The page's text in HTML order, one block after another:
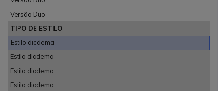
Versão Duo
TIPO DE ESTILO
Estilo diadema
Estilo diadema
Estilo diadema
Estilo diadema